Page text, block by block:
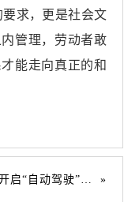
求，更是社会文
管理，劳动者敢
能走向真正的和
酒后开启“自动驾驶”，能从轻处罚吗？